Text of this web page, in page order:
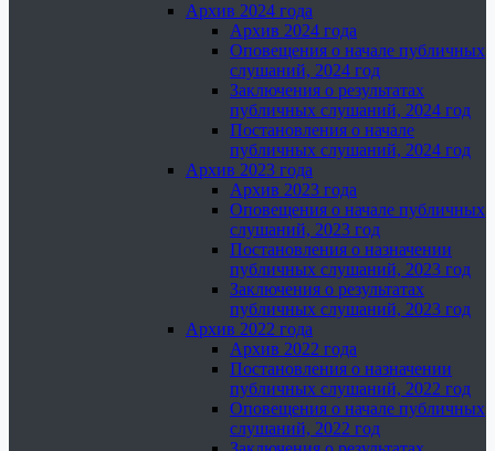
Архив 2024 года
Архив 2024 года
Оповещения о начале публичных
слушаний, 2024 год
Заключения о результатах
публичных слушаний, 2024 год
Постановления о начале
публичных слушаний, 2024 год
Архив 2023 года
Архив 2023 года
Оповещения о начале публичных
слушаний, 2023 год
Постановления о назначении
публичных слушаний, 2023 год
Заключения о результатах
публичных слушаний, 2023 год
Архив 2022 года
Архив 2022 года
Постановления о назначении
публичных слушаний, 2022 год
Оповещения о начале публичных
слушаний, 2022 год